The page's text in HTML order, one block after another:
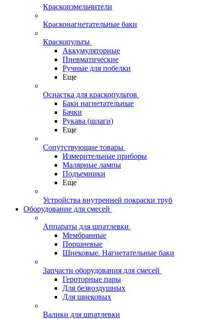
Краскоизмельчители
Красконагнетательные баки
Краскопульты
Аккумуляторные
Пневматические
Ручные для побелки
Еще
Оснастка для краскопультов
Баки нагнетательные
Бачки
Рукава (шлаги)
Еще
Сопутствующие товары
Измерительные приборы
Малярные лампы
Подъемники
Еще
Устройства внутренней покраски труб
Оборудование для смесей
Аппараты для шпатлевки
Мембранные
Поршневые
Шнековые. Нагнетательные баки
Запчасти оборудования для смесей
Героторные пары
Для безвоздушных
Для шнековых
Валики для шпатлевки